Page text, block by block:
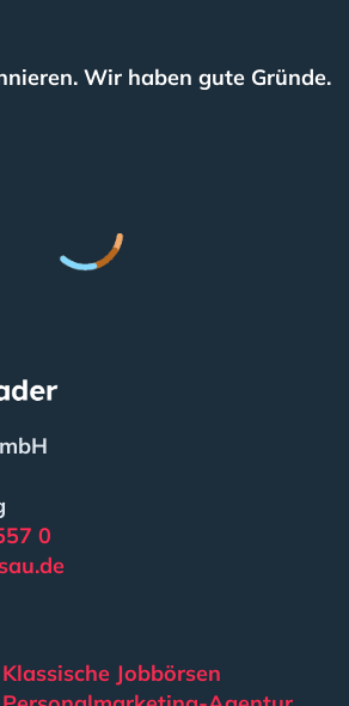
0
Wir haben gute Gründe.
Jobbörsen